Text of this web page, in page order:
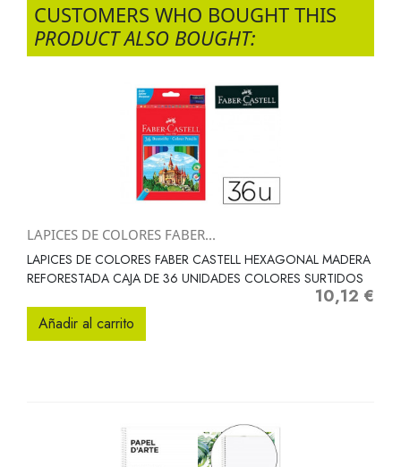
CUSTOMERS WHO BOUGHT THIS
PRODUCT ALSO BOUGHT:
LAPICES DE COLORES FABER...
LAPICES DE COLORES FABER CASTELL HEXAGONAL MADERA
REFORESTADA CAJA DE 36 UNIDADES COLORES SURTIDOS
Precio
10,12 €
Añadir al carrito